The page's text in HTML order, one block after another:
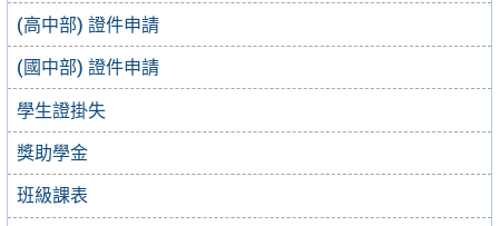
(高中部) 證件申請
(國中部) 證件申請
學生證掛失
獎助學金
班級課表